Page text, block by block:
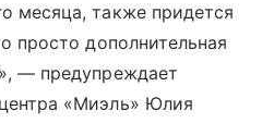
месяца, также придется
просто дополнительная
— предупреждает
«Миэль» Юлия